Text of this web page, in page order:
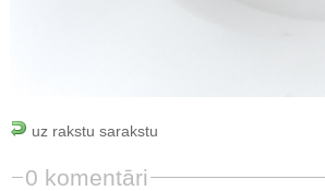
uz rakstu sarakstu
0 komentāri